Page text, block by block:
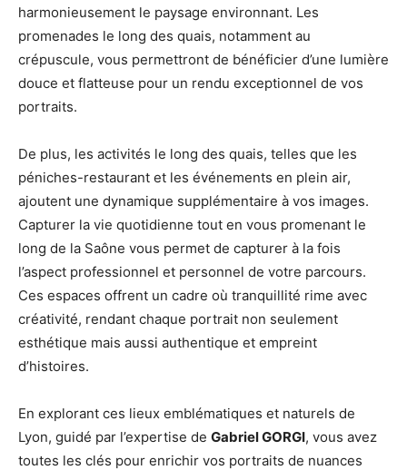
harmonieusement le paysage environnant. Les
promenades le long des quais, notamment au
crépuscule, vous permettront de bénéficier d’une lumière
douce et flatteuse pour un rendu exceptionnel de vos
portraits.
De plus, les activités le long des quais, telles que les
péniches-restaurant et les événements en plein air,
ajoutent une dynamique supplémentaire à vos images.
Capturer la vie quotidienne tout en vous promenant le
long de la Saône vous permet de capturer à la fois
l’aspect professionnel et personnel de votre parcours.
Ces espaces offrent un cadre où tranquillité rime avec
créativité, rendant chaque portrait non seulement
esthétique mais aussi authentique et empreint
d’histoires.
En explorant ces lieux emblématiques et naturels de
Lyon, guidé par l’expertise de Gabriel GORGI, vous avez
toutes les clés pour enrichir vos portraits de nuances